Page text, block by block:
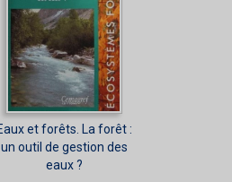
et forêts. La forêt :
un outil de gestion des
eaux ?